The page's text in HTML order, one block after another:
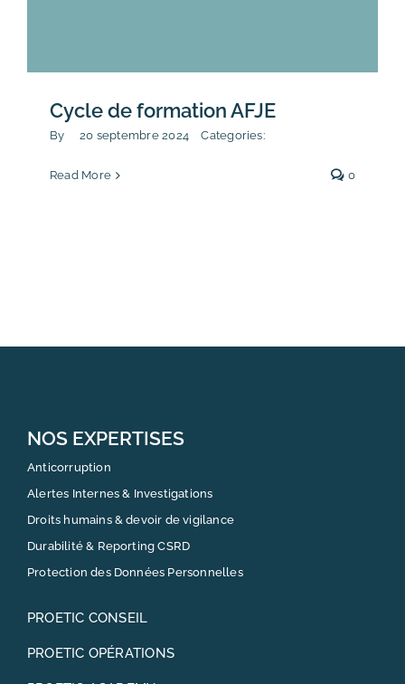
Cycle de formation AFJE
By 20 septembre 2024 Categories:
Read More 0
NOS EXPERTISES
Anticorruption
Alertes Internes & Investigations
Droits humains & devoir de vigilance
Durabilité & Reporting CSRD
Protection des Données Personnelles
PROETIC CONSEIL
PROETIC OPÉRATIONS